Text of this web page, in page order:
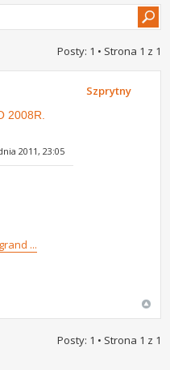
Posty: 1 • Strona 1 z 1
2008R.
2011, 23:05
...
Szprytny
Posty: 1 • Strona 1 z 1